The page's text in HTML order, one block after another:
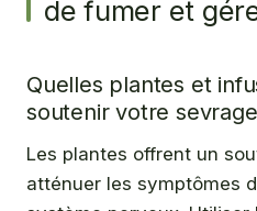
de fumer et
Quelles plantes et
soutenir votre
Les plantes offrent un
atténuer les symptômes